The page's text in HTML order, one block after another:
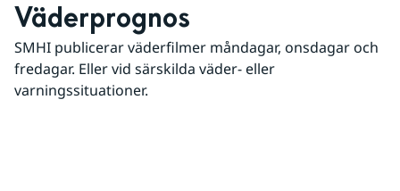
Väderprognos
SMHI publicerar väderfilmer måndagar, onsdagar och
fredagar. Eller vid särskilda väder- eller
varningssituationer.